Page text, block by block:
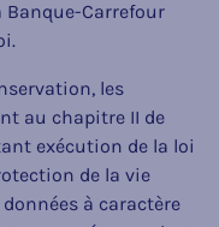
Banque-Carrefour
les
au chapitre II de
exécution de la loi
de la vie
à caractère